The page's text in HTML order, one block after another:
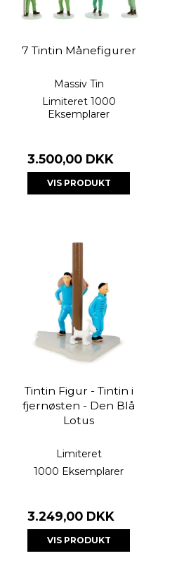
7 Tintin Månefigurer
Massiv Tin
Limiteret 1000
Eksemplarer
3.500,00 DKK
VIS PRODUKT
Tintin Figur - Tintin i
fjernøsten - Den Blå
Lotus
Limiteret
1000 Eksemplarer
3.249,00 DKK
VIS PRODUKT